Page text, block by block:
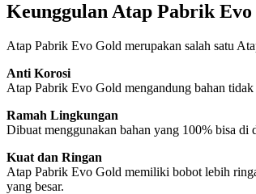
Keunggulan Atap Pabrik
Atap Pabrik Evo Gold merupakan salah satu
Anti Korosi
Atap Pabrik Evo Gold mengandung bahan
Ramah Lingkungan
Dibuat menggunakan bahan yang 100% bisa
Kuat dan Ringan
Atap Pabrik Evo Gold memiliki bobot lebih
yang besar.